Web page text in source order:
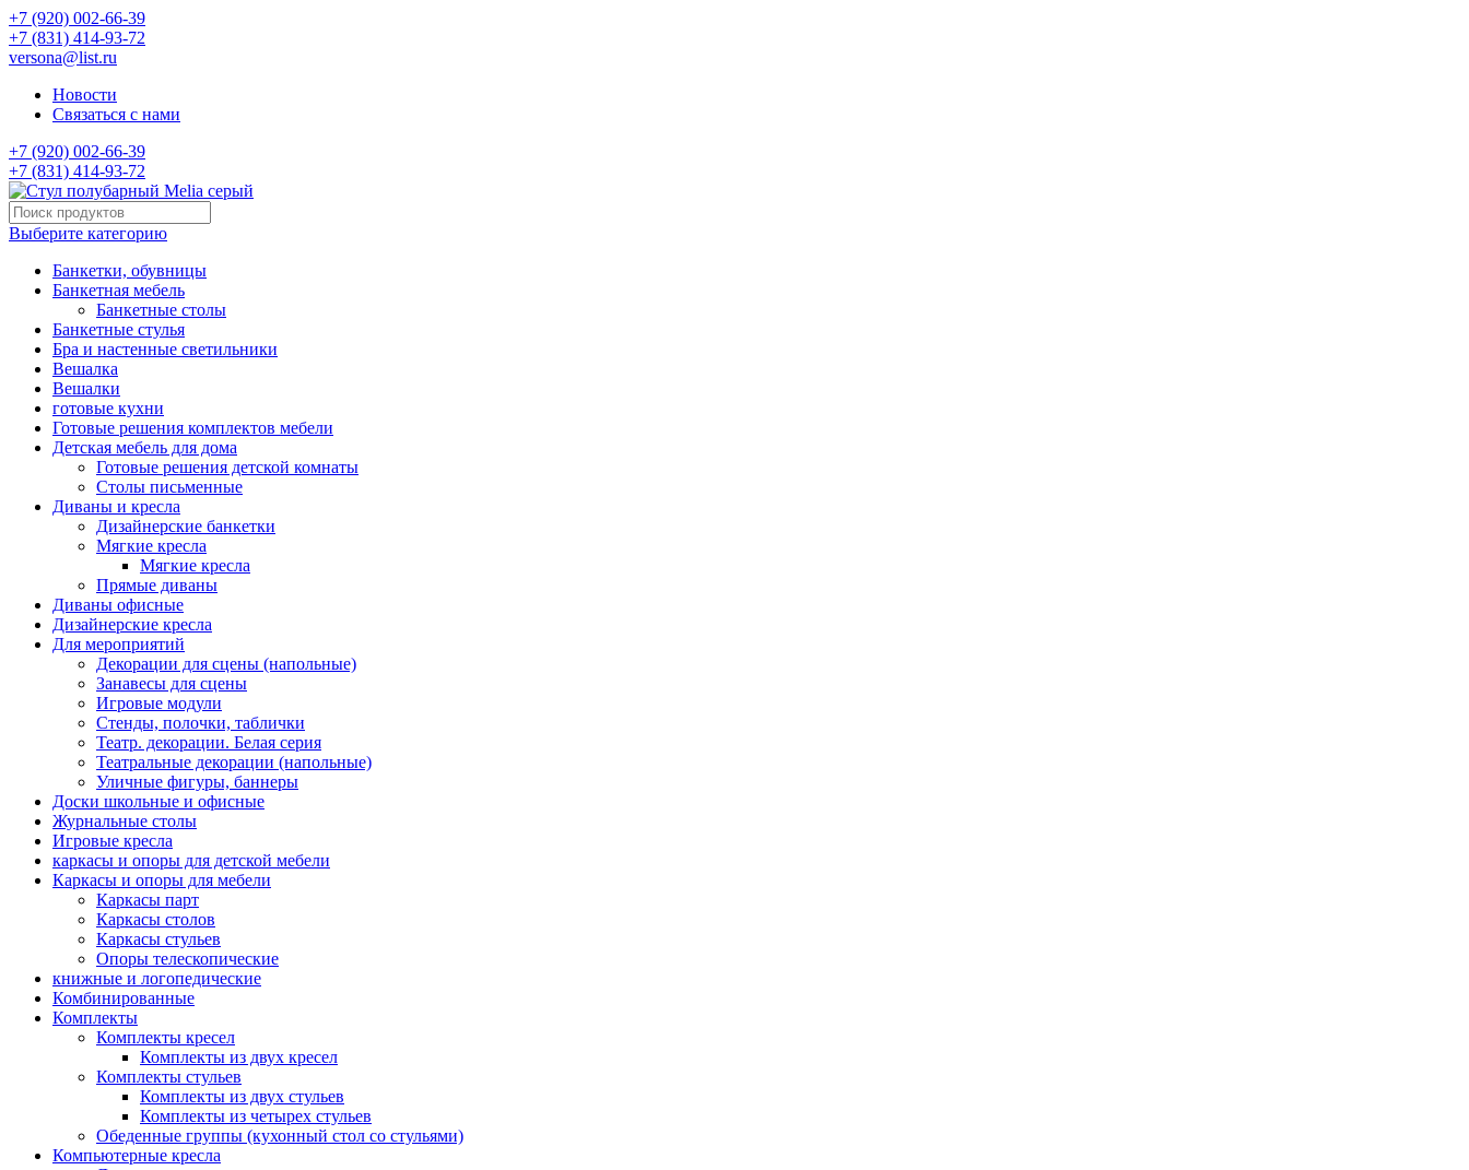
+7 (920) 002-66-39
+7 (831) 414-93-72
versona@list.ru
Новости
Связаться с нами
+7 (920) 002-66-39
+7 (831) 414-93-72
Выберите категорию
Банкетки, обувницы
Банкетная мебель
Банкетные столы
Банкетные стулья
Бра и настенные светильники
Вешалка
Вешалки
готовые кухни
Готовые решения комплектов мебели
Детская мебель для дома
Готовые решения детской комнаты
Столы письменные
Диваны и кресла
Дизайнерские банкетки
Мягкие кресла
Мягкие кресла
Прямые диваны
Диваны офисные
Дизайнерские кресла
Для мероприятий
Декорации для сцены (напольные)
Занавесы для сцены
Игровые модули
Стенды, полочки, таблички
Театр. декорации. Белая серия
Театральные декорации (напольные)
Уличные фигуры, баннеры
Доски школьные и офисные
Журнальные столы
Игровые кресла
каркасы и опоры для детской мебели
Каркасы и опоры для мебели
Каркасы парт
Каркасы столов
Каркасы стульев
Опоры телескопические
книжные и логопедические
Комбинированные
Комплекты
Комплекты кресел
Комплекты из двух кресел
Комплекты стульев
Комплекты из двух стульев
Комплекты из четырех стульев
Обеденные группы (кухонный стол со стульями)
Компьютерные кресла